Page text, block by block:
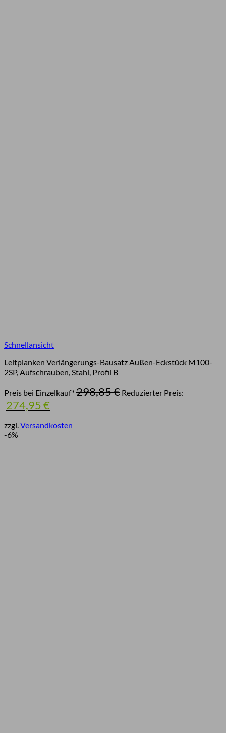
Schnellansicht
Leitplanken Verlängerungs-Bausatz Außen-Eckstück M100-
2SP, Aufschrauben, Stahl, Profil B
Preis bei Einzelkauf*298,85€ Ursprünglicher
Preis
Reduzierter Preis:
274,95€
Preis
ist:
274,95 €.
zzgl.Versandkosten
-6%